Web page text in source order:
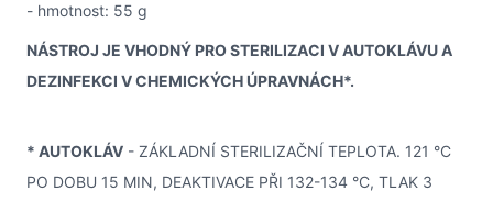
- hmotnost: 55 g
NÁSTROJ JE VHODNÝ PRO STERILIZACI V AUTOKLÁVU A
DEZINFEKCI V CHEMICKÝCH ÚPRAVNÁCH*.
* AUTOKLÁV - ZÁKLADNÍ STERILIZAČNÍ TEPLOTA. 121 °C
PO DOBU 15 MIN, DEAKTIVACE PŘI 132-134 °C, TLAK 3